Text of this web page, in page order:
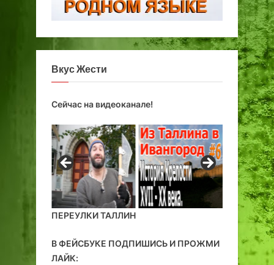
Вкус Жести
Сейчас на видеоканале!
ПЕРЕУЛКИ ТАЛЛИН
В ФЕЙСБУКЕ ПОДПИШИСЬ И ПРОЖМИ
ЛАЙК: